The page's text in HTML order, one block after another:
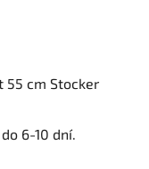
55 cm Stocker
6-10 dní.